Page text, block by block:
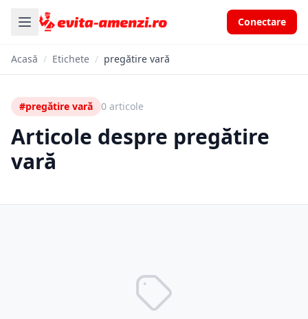
Conectare
Acasă / Etichete / pregătire vară
#pregătire vară 0 articole
Articole despre pregătire
vară